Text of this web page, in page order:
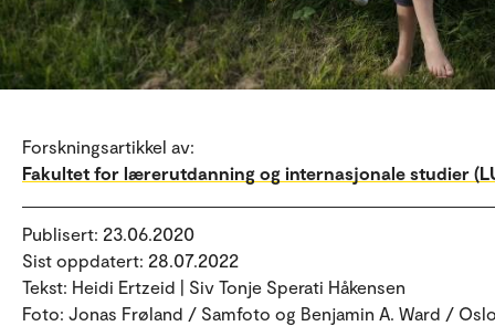
Forskningsartikkel av:
Fakultet for lærerutdanning og internasjonale studier
Publisert: 23.06.2020
Sist oppdatert: 28.07.2022
Tekst: Heidi Ertzeid | Siv Tonje Sperati Håkensen
Foto: Jonas Frøland / Samfoto og Benjamin A. Ward /